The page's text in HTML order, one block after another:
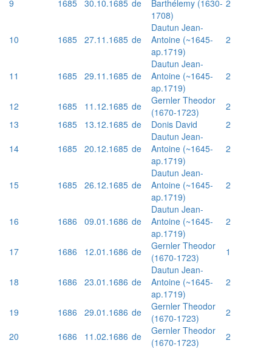
9 1685 30.10.1685 de
Barthélemy (1630-
1708)
2
10 1685 27.11.1685 de
Dautun Jean-
Antoine (~1645-
ap.1719)
2
11 1685 29.11.1685 de
Dautun Jean-
Antoine (~1645-
ap.1719)
2
12 1685 11.12.1685 de
Gernler Theodor
(1670-1723)
2
13
1685 13.12.1685 de Donis David
2
14
1685 20.12.1685 de
Dautun Jean-
Antoine (~1645-
ap.1719)
2
15 1685 26.12.1685 de
Dautun Jean-
Antoine (~1645-
ap.1719)
2
16 1686 09.01.1686 de
Dautun Jean-
Antoine (~1645-
ap.1719)
2
17 1686 12.01.1686 de
Gernler Theodor
(1670-1723)
1
18 1686 23.01.1686 de
Dautun Jean-
Antoine (~1645-
ap.1719)
2
19 1686 29.01.1686 de
Gernler Theodor
(1670-1723)
2
20
1686 11.02.1686 de
Gernler Theodor
(1670-1723)
2